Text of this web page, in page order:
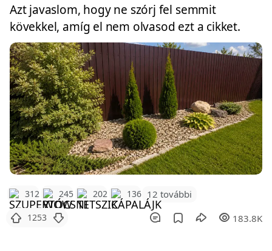
Azt javaslom, hogy ne szórj fel semmit
kövekkel, amíg el nem olvasod ezt a cikket.
312 245 202 136 12 további
1253 183.8K